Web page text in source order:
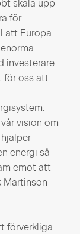
skala upp
för
att Europa
investerare
för oss att
vision om
energi så
emot att
Martinson
förverkliga